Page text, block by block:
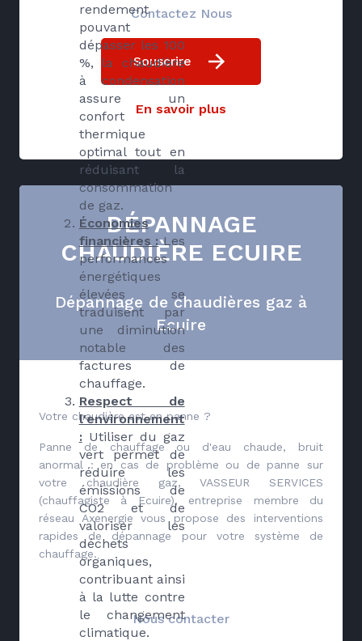
rendement
pouvant
dépasser les 100
%, la chaudière
à condensation
assure un
confort
thermique
optimal tout en
réduisant la
consommation
de gaz.
Économies
financières :Les
performances
énergétiques
élevées se
traduisent par
une diminution
notable des
factures de
chauffage.
Respect de
l'environnement
:Utiliser du gaz
vert permet de
réduire les
émissions de
CO2 et de
valoriser les
déchets
organiques,
contribuant ainsi
à la lutte contre
le changement
climatique.
Contactez Nous
Souscrire
En savoir plus
DÉPANNAGE
CHAUDIÈRE ECUIRE
Dépannage de chaudières gaz à
Ecuire
Votre chaudière est en panne ?
Panne de chauffage ou d'eau chaude, bruit
anormal : en cas de problème ou de panne sur
votre chaudière gaz, VASSEUR SERVICES
(chauffagiste à Ecuire), entreprise membre du
réseau Axenergie vous propose des interventions
rapides de dépannage pour votre système de
chauffage.
Nous contacter